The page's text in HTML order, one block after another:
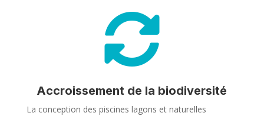

Accroissement de la biodiversité
La conception des piscines lagons et naturelles